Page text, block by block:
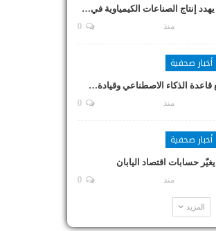
إنتاج الصناعات الكيمياوية في…
منذ
أخبار صحفية
قاعدة الذكاء الاصطناعي وقيادة…
منذ
أخبار صحفية
حسابات اقتصاد اليابان
منذ
المزيد